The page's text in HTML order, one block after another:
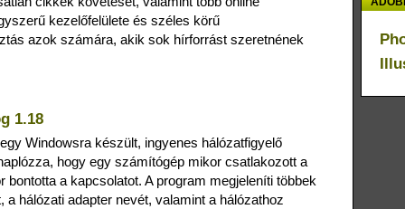
kezelőfelülete és széles körű
azok számára, akik sok hírforrást szeretnének
1.18
Windowsra készült, ingyenes hálózatfigyelő
hogy egy számítógép mikor csatlakozott a
bontotta a kapcsolatot. A program megjeleníti többek
hálózati adapter nevét, valamint a hálózathoz